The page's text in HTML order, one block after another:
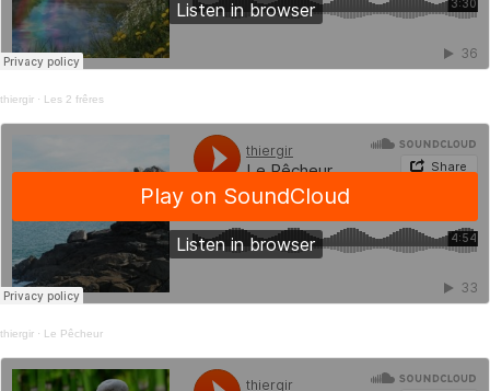
thiergir · Les 2 frêres
thiergir · Le Pêcheur